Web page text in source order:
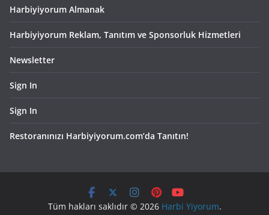
Harbiyiyorum Almanak
Harbiyiyorum Reklam, Tanıtım ve Sponsorluk Hizmetleri
Newsletter
Sign In
Sign In
Restoranınızı Harbiyiyorum.com’da Tanıtın!
Tüm hakları saklıdır © 2026 Harbi Yiyorum.